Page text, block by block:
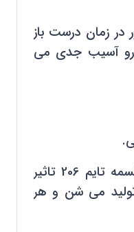
زمان درست باز
آسیب جدی می
هرچه خودرو بزرگ تر و قدرتمندتر باشه، تسمه تایم قوی تر و بزرگ تری نیاز داره که طبیعتاً قیمتش هم بیشتر میشه.برند خودرو هم روی قیمت تسمه تایم 206 تاثیر
می شن و هر